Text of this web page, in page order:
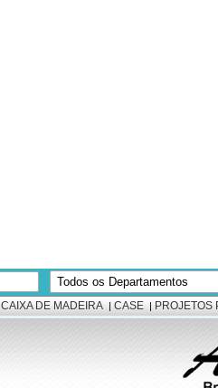
CAIXA DE MADEIRA | CASE | PROJETOS